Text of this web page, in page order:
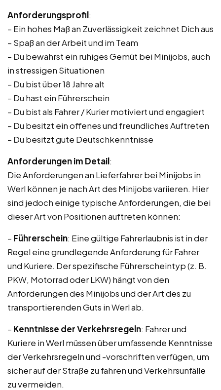
Anforderungsprofil:
– Ein hohes Maß an Zuverlässigkeit zeichnet Dich aus
– Spaß an der Arbeit und im Team
– Du bewahrst ein ruhiges Gemüt bei Minijobs, auch
in stressigen Situationen
– Du bist über 18 Jahre alt
– Du hast ein Führerschein
– Du bist als Fahrer / Kurier motiviert und engagiert
– Du besitzt ein offenes und freundliches Auftreten
– Du besitzt gute Deutschkenntnisse
Anforderungen im Detail:
Die Anforderungen an Lieferfahrer bei Minijobs in
Werl können je nach Art des Minijobs variieren. Hier
sind jedoch einige typische Anforderungen, die bei
dieser Art von Positionen auftreten können:
– Führerschein: Eine gültige Fahrerlaubnis ist in der
Regel eine grundlegende Anforderung für Fahrer
und Kuriere. Der spezifische Führerscheintyp (z. B.
PKW, Motorrad oder LKW) hängt von den
Anforderungen des Minijobs und der Art des zu
transportierenden Guts in Werl ab.
– Kenntnisse der Verkehrsregeln: Fahrer und
Kuriere in Werl müssen über umfassende Kenntnisse
der Verkehrsregeln und -vorschriften verfügen, um
sicher auf der Straße zu fahren und Verkehrsunfälle
zu vermeiden.